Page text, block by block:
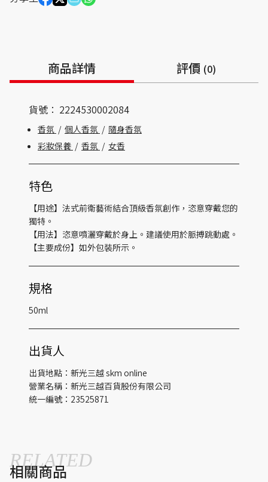
商品詳情 評價 (0)
貨號： 2224530002084
香氛 / 個人香氛 / 隨身香氛
彩妝保養 / 香氛 / 女香
特色
【用途】法式前衛藝術結合頂級香氛創作，恣意穿戴您的
獨特。
【用法】恣意噴灑穿戴於身上。建議使用於脈搏跳動處。
【主要成份】如外包裝所示。
規格
50ml
出貨人
出貨地點：新光三越 skm online
營業名稱：新光三越百貨股份有限公司
統一編號：23525871
相關商品
RELATED